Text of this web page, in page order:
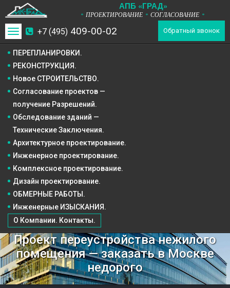
АПБ «ГРАД»
* ПРОЕКТИРОВАНИЕ * СОГЛАСОВАНИЕ *
+7 (495) 409-00-02 Обратный звонок
Toggle
navigation
ПЕРЕПЛАНИРОВКИ.
РЕКОНСТРУКЦИЯ.
Новое СТРОИТЕЛЬСТВО.
ОБМЕРНЫЕ РАБОТЫ.
Инженерные ИЗЫСКАНИЯ.
О Компании. Контакты.
Согласование проектов —
получение Разрешений.
Обследование зданий —
Технические Заключения.
Архитектурное проектирование.
Инженерное проектирование.
Комплексное проектирование.
Дизайн проектирование.
Проект переустройства нежилого
помещения — заказать в Москве
недорого